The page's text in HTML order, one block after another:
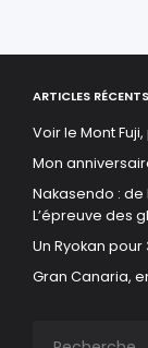
ARTICLES RÉCENTS
Voir le Mont
Mon
Nakasendo :
L’épreuve des
Un Ryokan
Gran Canaria,